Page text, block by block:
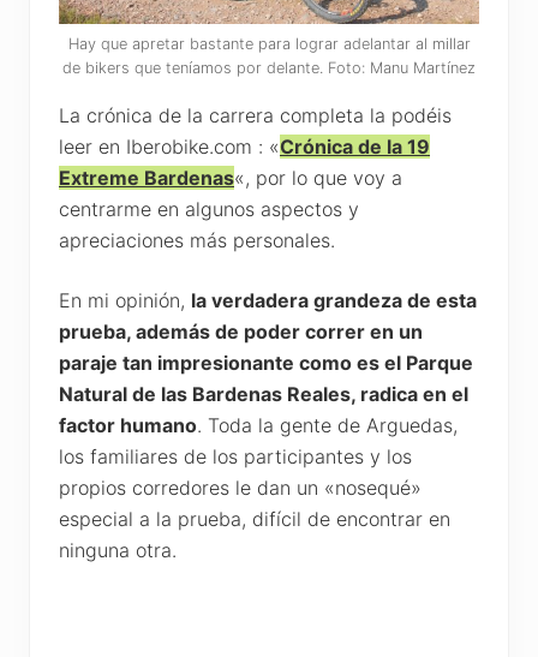
Hay que apretar bastante para lograr adelantar al millar
de bikers que teníamos por delante. Foto: Manu Martínez
La crónica de la carrera completa la podéis
leer en Iberobike.com : «Crónica de la 19
Extreme Bardenas«, por lo que voy a
centrarme en algunos aspectos y
apreciaciones más personales.
En mi opinión, la verdadera grandeza de esta
prueba, además de poder correr en un
paraje tan impresionante como es el Parque
Natural de las Bardenas Reales, radica en el
factor humano. Toda la gente de Arguedas,
los familiares de los participantes y los
propios corredores le dan un «nosequé»
especial a la prueba, difícil de encontrar en
ninguna otra.